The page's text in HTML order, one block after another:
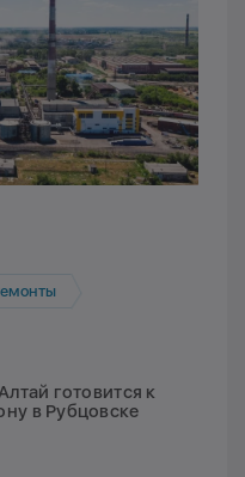
готовится к
в Рубцовске